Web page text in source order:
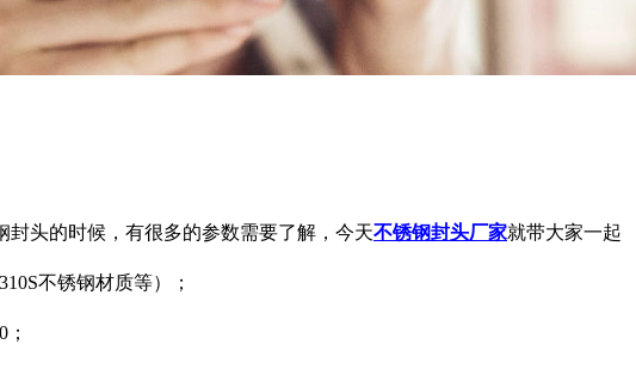
头的时候，有很多的参数需要了解，今天不锈钢封头厂家就带大家一起
不锈钢材质等）；